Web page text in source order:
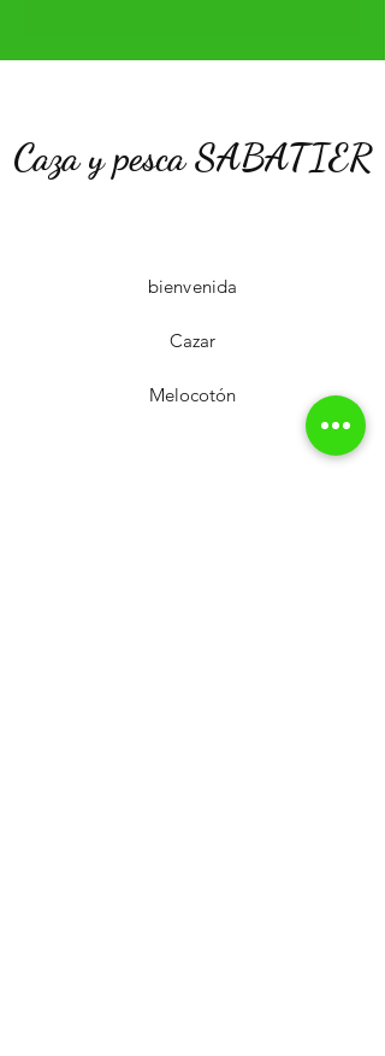
Caza y pesca SABATIER
bienvenida
Cazar
Melocotón